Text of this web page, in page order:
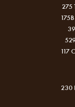
275
117
230